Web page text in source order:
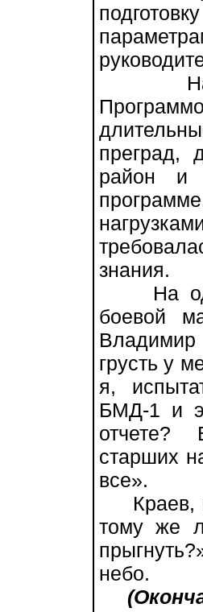
преград,
район и
знания.
На
боевой
Владимир
грусть у
я,
БМД-1 и
отчете?
старших
все».
Краев,
тому же
небо.